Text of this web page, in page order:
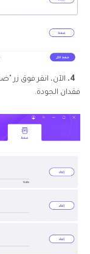
4.
فقدان الجودة.